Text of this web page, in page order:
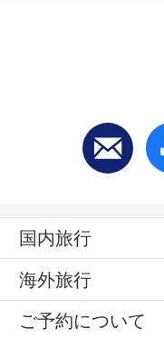
国内旅行
海外旅行
ご予約について